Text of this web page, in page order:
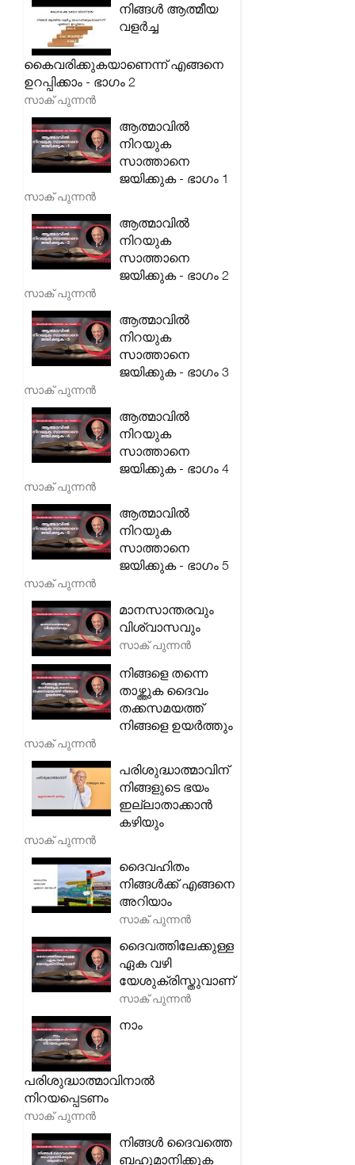
നിങ്ങൾ ആത്മീയ
വളർച്ച
കൈവരിക്കുകയാണെന്ന് എങ്ങനെ
ഉറപ്പിക്കാം - ഭാഗം 2
സാക് പുന്നൻ
ആത്മാവിൽ
നിറയുക
സാത്താനെ
ജയിക്കുക - ഭാഗം 1
സാക് പുന്നൻ
ആത്മാവിൽ
നിറയുക
സാത്താനെ
ജയിക്കുക - ഭാഗം 2
സാക് പുന്നൻ
ആത്മാവിൽ
നിറയുക
സാത്താനെ
ജയിക്കുക - ഭാഗം 3
സാക് പുന്നൻ
ആത്മാവിൽ
നിറയുക
സാത്താനെ
ജയിക്കുക - ഭാഗം 4
സാക് പുന്നൻ
ആത്മാവിൽ
നിറയുക
സാത്താനെ
ജയിക്കുക - ഭാഗം 5
സാക് പുന്നൻ
മാനസാന്തരവും
വിശ്വാസവും
സാക് പുന്നൻ
നിങ്ങളെ തന്നെ
താഴ്ത്തുക ദൈവം
തക്കസമയത്ത്
നിങ്ങളെ ഉയർത്തും
സാക് പുന്നൻ
പരിശുദ്ധാത്മാവിന്
നിങ്ങളുടെ ഭയം
ഇല്ലാതാക്കാൻ
കഴിയും
സാക് പുന്നൻ
ദൈവഹിതം
നിങ്ങൾക്ക് എങ്ങനെ
അറിയാം
സാക് പുന്നൻ
ദൈവത്തിലേക്കുള്ള
ഏക വഴി
യേശുക്രിസ്തുവാണ്
സാക് പുന്നൻ
നാം
പരിശുദ്ധാത്മാവിനാൽ
നിറയപ്പെടണം
സാക് പുന്നൻ
നിങ്ങൾ ദൈവത്തെ
ബഹുമാനിക്കുക